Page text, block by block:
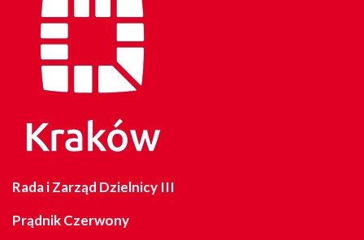
Rada i Zarząd Dzielnicy III
Prądnik Czerwony